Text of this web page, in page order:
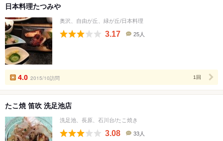
日本料理たつみや
奥沢、自由が丘、緑が丘/日本料理
3.17
数
25人
4.0 2015/10訪問 1回
たこ焼 笛吹 洗足池店
洗足池、長原、石川台/たこ焼き
3.08 33人